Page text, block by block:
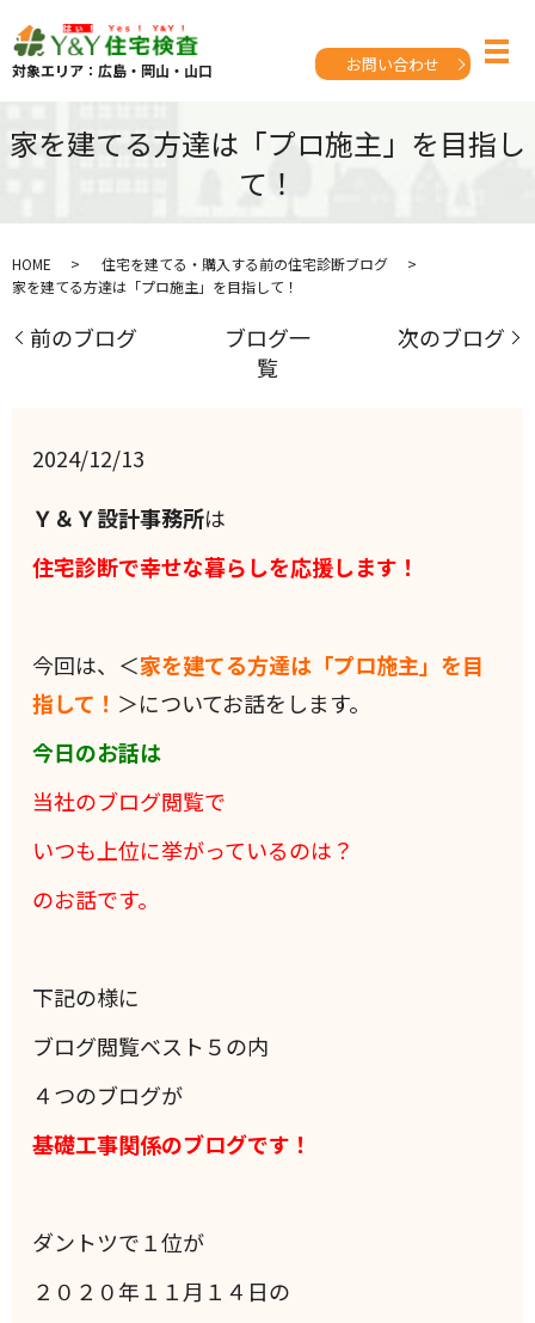
対象エリア：広島・岡山・山口 お問い合わせ
家を建てる方達は「プロ施主」を目指し
て！
HOME
住宅を建てる・購入する前の住宅診断ブログ
家を建てる方達は「プロ施主」を目指して！
前のブログ
ブログ一
覧
次のブログ
2024/12/13
Ｙ＆Ｙ設計事務所は
住宅診断で幸せな暮らしを応援します！
今回は、＜家を建てる方達は「プロ施主」を目
指して！ ＞についてお話をします。
今日のお話は
当社のブログ閲覧で
いつも上位に挙がっているのは？
のお話です。
下記の様に
ブログ閲覧ベスト５の内
４つのブログが
基礎工事関係のブログです！
ダントツで１位が
２０２０年１１月１４日の